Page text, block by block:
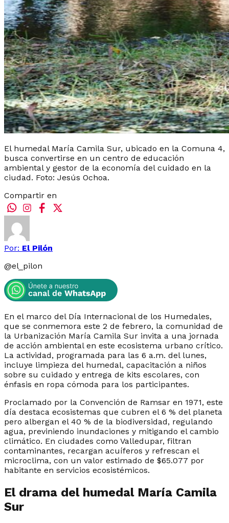
El humedal María Camila Sur, ubicado en la Comuna 4,
busca convertirse en un centro de educación
ambiental y gestor de la economía del cuidado en la
ciudad. Foto: Jesús Ochoa.
Compartir en
Por: El Pilón
@el_pilon
En el marco del Día Internacional de los Humedales,
que se conmemora este 2 de febrero, la comunidad de
la Urbanización María Camila Sur invita a una jornada
de acción ambiental en este ecosistema urbano crítico.
La actividad, programada para las 6 a.m. del lunes,
incluye limpieza del humedal, capacitación a niños
sobre su cuidado y entrega de kits escolares, con
énfasis en ropa cómoda para los participantes.​
Proclamado por la Convención de Ramsar en 1971, este
día destaca ecosistemas que cubren el 6 % del planeta
pero albergan el 40 % de la biodiversidad, regulando
agua, previniendo inundaciones y mitigando el cambio
climático. En ciudades como Valledupar, filtran
contaminantes, recargan acuíferos y refrescan el
microclima, con un valor estimado de $65.077 por
habitante en servicios ecosistémicos.​
El drama del humedal María Camila
Sur